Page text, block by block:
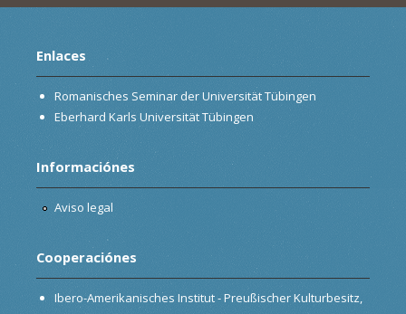
Enlaces
Romanisches Seminar der Universität Tübingen
Eberhard Karls Universität Tübingen
Informaciónes
Aviso legal
Cooperaciónes
Ibero-Amerikanisches Institut - Preußischer Kulturbesitz,